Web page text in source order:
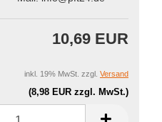
10,69 EUR
(8,98 EUR zzgl. MwSt.)
inkl. 19% MwSt. zzgl. Versand